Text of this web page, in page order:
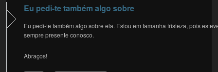
Eu pedi-te também algo sobre
Eu pedi-te também algo sobre ela. Estou em tamanha tristeza, pois
sempre presente conosco.
Abraços!